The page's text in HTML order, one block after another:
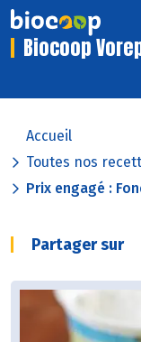
Biocoop
Accueil
Toutes nos
Prix engagé :
Partager sur